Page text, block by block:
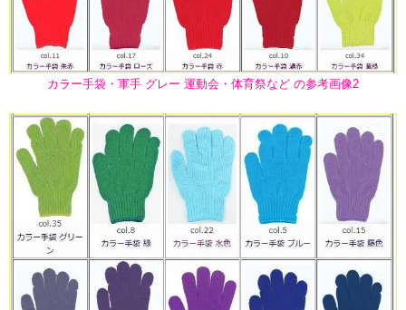
カラー手袋・軍手 グレー 運動会・体育祭など の参考画像2